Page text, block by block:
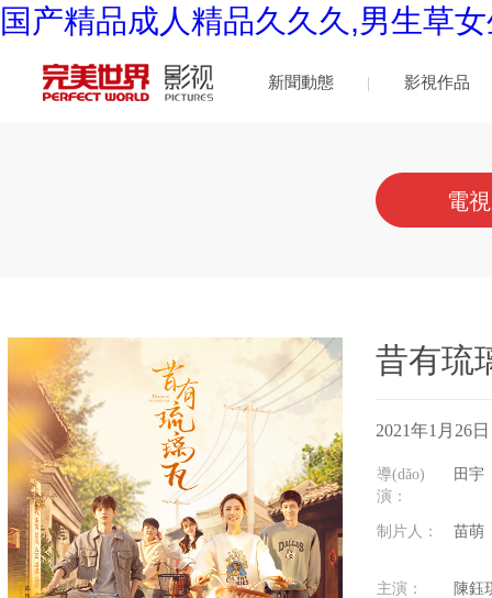
国产精品成人精品久久久,男生草
新聞動態 影視作品
電
昔有琉
2021年1月26
導(dǎo)
演：
田宇
制片人： 苗萌
主演：
陳鈺琪